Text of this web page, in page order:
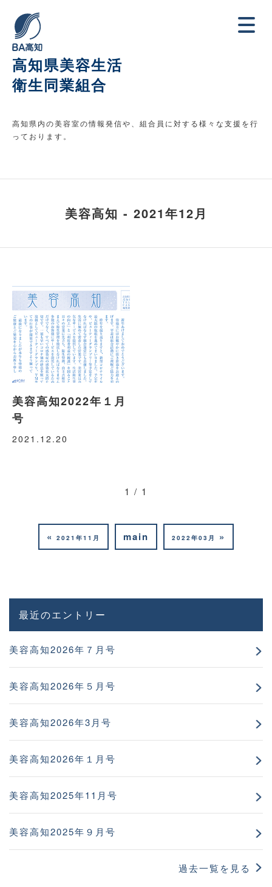
高知県美容生活
衛生同業組合
高知県内の美容室の情報発信や、組合員に対する様々な支援を行
っております。
美容高知 - 2021年12月
美容高知2022年１月
号
2021.12.20
1 / 1
« 2021年11月 main 2022年03月 »
最近のエントリー
美容高知2026年７月号
美容高知2026年５月号
美容高知2026年3月号
美容高知2026年１月号
美容高知2025年11月号
美容高知2025年９月号
過去一覧を見る